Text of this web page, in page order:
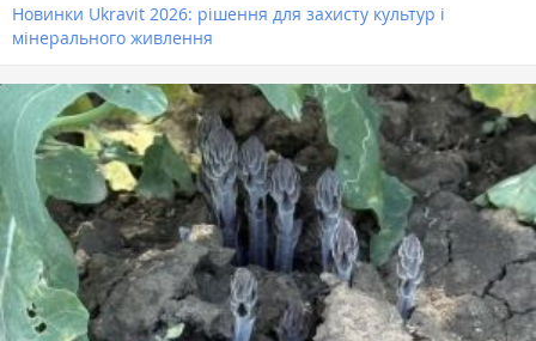
Новинки Ukravit 2026: рішення для захисту культур і
мінерального живлення